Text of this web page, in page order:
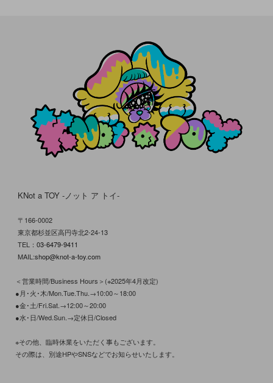
KNot a TOY -ノット ア トイ-
〒166-0002
東京都杉並区高円寺北2-24-13
TEL： 03-6479-9411
MAIL:shop@knot-a-toy.com
＜営業時間/Business Hours＞(※2025年4月改定)
●月･火･木/Mon.Tue.Thu.→10:00～18:00
●金･土/Fri.Sat.→12:00～20:00
●水･日/Wed.Sun.→定休日/Closed
※その他、臨時休業をいただく事もございます。
その際は、別途HPやSNSなどでお知らせいたします。